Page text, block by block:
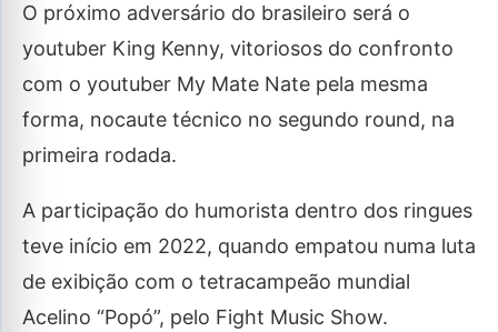
O próximo adversário do brasileiro será o
youtuber King Kenny, vitoriosos do confronto
com o youtuber My Mate Nate pela mesma
forma, nocaute técnico no segundo round, na
primeira rodada.
A participação do humorista dentro dos ringues
teve início em 2022, quando empatou numa luta
de exibição com o tetracampeão mundial
Acelino “Popó”, pelo Fight Music Show.